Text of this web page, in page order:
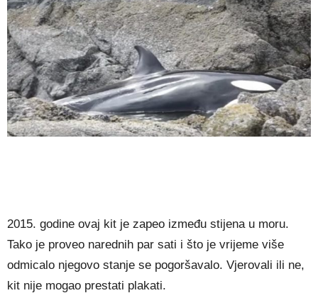
2015. godine ovaj kit je zapeo između stijena u moru.
Tako je proveo narednih par sati i što je vrijeme više
odmicalo njegovo stanje se pogoršavalo. Vjerovali ili ne,
kit nije mogao prestati plakati.